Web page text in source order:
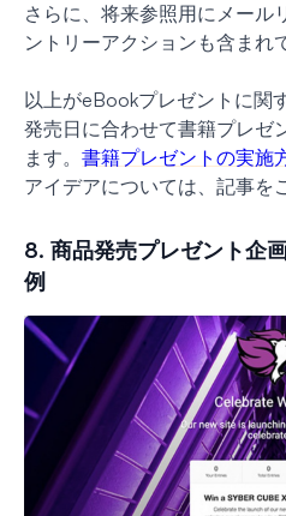
さらに、将来参照用にメール
ントリーアクションも含まれ
以上がeBookプレゼントに関
発売日に合わせて書籍プレゼ
ます。 書籍プレゼントの実施
アイデアについては、記事を
8. 商品発売プレゼント企
例